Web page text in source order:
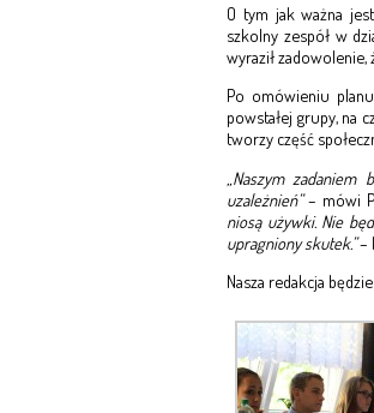
O tym jak ważna
szkolny zespół w
wyraził
Po omówieniu
powstałej grupy, na
tworzy część
„Naszym
uzależnień”– mówi
niosą używki. Nie
upragniony skutek.”–
Nasza redakcja